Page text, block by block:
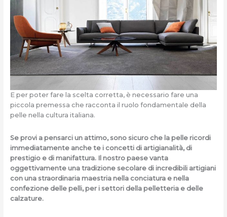
E per poter fare la scelta corretta, è necessario fare una
piccola premessa che racconta il ruolo fondamentale della
pelle nella cultura italiana.
Se provi a pensarci un attimo, sono sicuro che la pelle ricordi
immediatamente anche te i concetti di artigianalità, di
prestigio e di manifattura. Il nostro paese vanta
oggettivamente una tradizione secolare di incredibili artigiani
con una straordinaria maestria nella conciatura e nella
confezione delle pelli, per i settori della pelletteria e delle
calzature.